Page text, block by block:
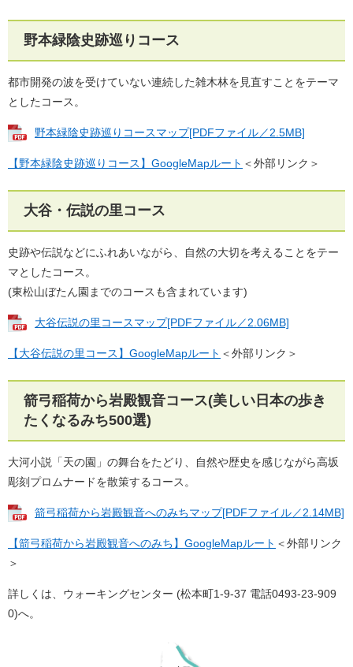
野本緑陰史跡巡りコース
都市開発の波を受けていない連続した雑木林を見直すことをテーマ
としたコース。
野本緑陰史跡巡りコースマップ[PDFファイル／2.5MB]
【野本緑陰史跡巡りコース】GoogleMapルート ＜外部リンク＞
大谷・伝説の里コース
史跡や伝説などにふれあいながら、自然の大切を考えることをテー
マとしたコース。
(東松山ぼたん園までのコースも含まれています)
大谷伝説の里コースマップ[PDFファイル／2.06MB]
【大谷伝説の里コース】GoogleMapルート ＜外部リンク＞
箭弓稲荷から岩殿観音コース(美しい日本の歩き
たくなるみち500選)
大河小説「天の園」の舞台をたどり、自然や歴史を感じながら高坂
彫刻プロムナードを散策するコース。
箭弓稲荷から岩殿観音へのみちマップ[PDFファイル／2.14MB]
【箭弓稲荷から岩殿観音へのみち】GoogleMapルート ＜外部リンク
＞
詳しくは、ウォーキングセンター (松本町1-9-37 電話0493-23-909
0)へ。